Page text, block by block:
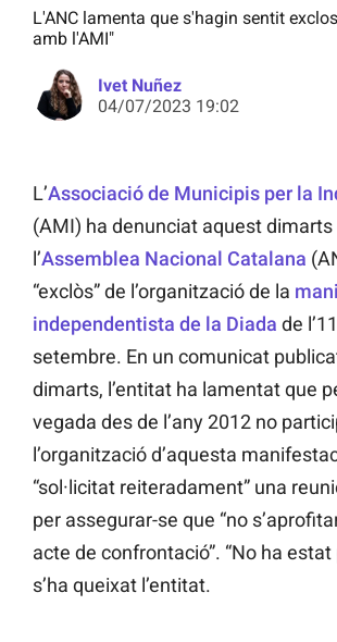
L'ANC lamenta que s'hagin sentit
amb l'AMI"
Ivet Nuñez
04/07/2023 19:02
L’Associació de Municipis per la
(AMI) ha denunciat aquest dimarts
l’Assemblea Nacional Catalana
“exclòs” de l’organització de la
independentista de la Diada de
setembre. En un comunicat
dimarts, l’entitat ha lamentat que
vegada des de l’any 2012 no
l’organització d’aquesta
“sol·licitat reiteradament” una
per assegurar-se que “no
acte de confrontació”. “No ha estat
s’ha queixat l’entitat.